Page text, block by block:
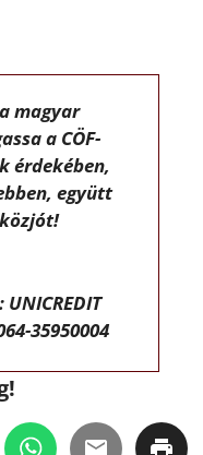
magyar
a CÖF-
érdekében,
együtt
35950004